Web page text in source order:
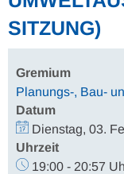
SITZUNG)
Gremium
Planungs-, Bau-
Datum
Dienstag, 03.
Uhrzeit
19:00 - 20:57